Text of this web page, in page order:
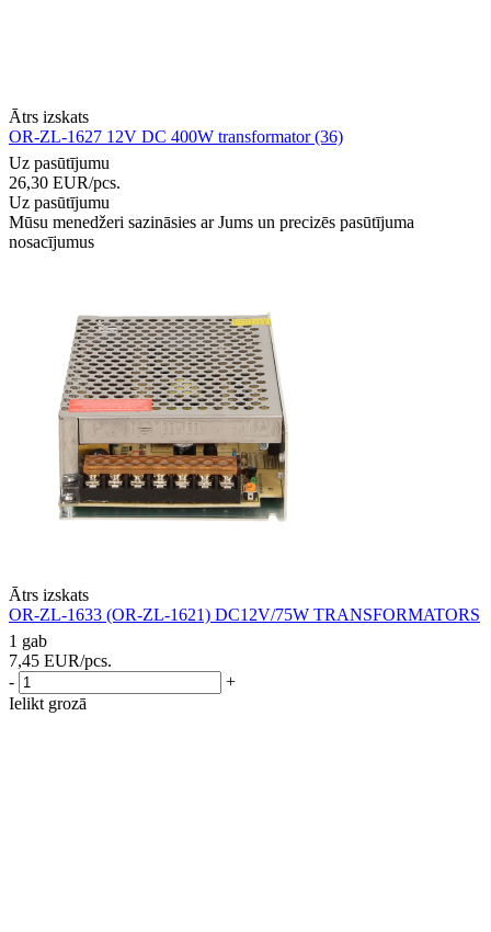
Ātrs izskats
OR-ZL-1627 12V DC 400W transformator (36)
Uz pasūtījumu
26,30 EUR/pcs.
Uz pasūtījumu
Mūsu menedžeri sazināsies ar Jums un precizēs pasūtījuma
nosacījumus
Ātrs izskats
OR-ZL-1633 (OR-ZL-1621) DC12V/75W TRANSFORMATORS
1 gab
7,45 EUR/pcs.
-
+
Ielikt grozā